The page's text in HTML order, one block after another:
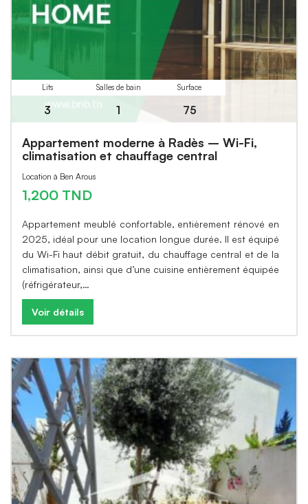
Lits
3
Salles de bain
1
Surface
75
Appartement moderne à Radès – Wi-Fi,
climatisation et chauffage central
Location à Ben Arous
1,200 TND
Appartement meublé confortable, entièrement rénové en
2025, idéal pour une location longue durée. Il est équipé
du Wi-Fi haut débit gratuit, du chauffage central et de la
climatisation, ainsi que d’une cuisine entièrement équipée
(réfrigérateur,…
Voir détails